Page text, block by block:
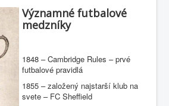
Významné futbalové
medzníky
1848 – Cambridge Rules – prvé
futbalové pravidlá
1855 – založený najstarší klub na
svete – FC Sheffield